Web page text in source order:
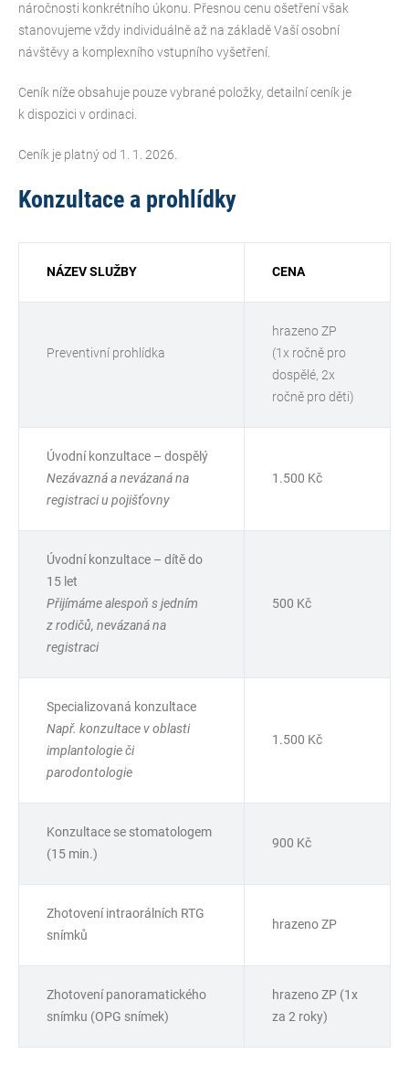
náročnosti konkrétního úkonu. Přesnou cenu ošetření však
stanovujeme vždy individuálně až na základě Vaší osobní
návštěvy a komplexního vstupního vyšetření.
Ceník níže obsahuje pouze vybrané položky, detailní ceník je
k dispozici v ordinaci.
Ceník je platný od 1. 1. 2026.
Konzultace a prohlídky
NÁZEV SLUŽBY CENA
Preventivní prohlídka
hrazeno ZP
(1x ročně pro
dospělé, 2x
ročně pro děti)
Úvodní konzultace – dospělý
Nezávazná a nevázaná na
registraci u pojišťovny
1.500 Kč
Úvodní konzultace – dítě do
15 let
Přijímáme alespoň s jedním
z rodičů, nevázaná na
registraci
500 Kč
Specializovaná konzultace
Např. konzultace v oblasti
implantologie či
parodontologie
1.500 Kč
Konzultace se stomatologem
(15 min.)
900 Kč
Zhotovení intraorálních RTG
snímků
hrazeno ZP
Zhotovení panoramatického
snímku (OPG snímek)
hrazeno ZP (1x
za 2 roky)